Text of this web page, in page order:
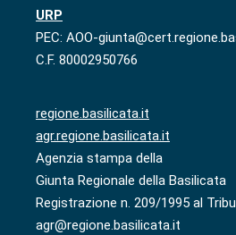
URP
PEC: AOO-
C.F. 80002950766
regione.basilicata.it
agr.regione.basilicata.it
Agenzia stampa della
Giunta Regionale della Basilicata
Registrazione n. 209/1995 al
agr@regione.basilicata.it